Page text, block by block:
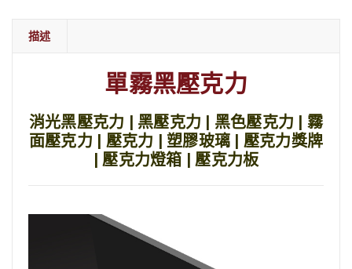
描述
單霧黑壓克力
消光黑壓克力 | 黑壓克力 | 黑色壓克力 | 霧
面壓克力 | 壓克力 | 塑膠玻璃 | 壓克力獎牌
| 壓克力燈箱 | 壓克力板